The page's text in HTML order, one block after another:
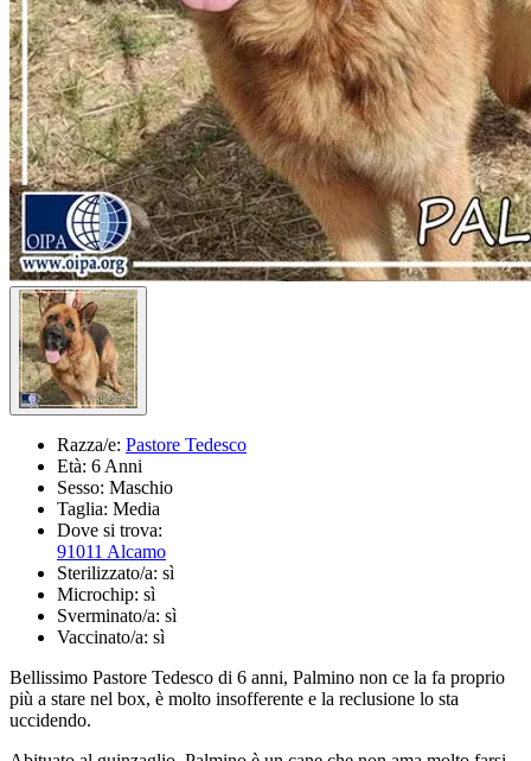
Razza/e: Pastore Tedesco
Età: 6 Anni
Sesso: Maschio
Taglia: Media
Dove si trova:
91011 Alcamo
Sterilizzato/a: sì
Microchip: sì
Sverminato/a: sì
Vaccinato/a: sì
Bellissimo Pastore Tedesco di 6 anni, Palmino non ce la fa proprio
più a stare nel box, è molto insofferente e la reclusione lo sta
uccidendo.